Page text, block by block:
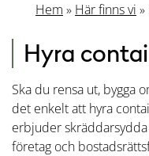
Hem » Här finns vi »
Hyra
Ska du rensa ut, bygga
det enkelt att hyra
erbjuder
företag och